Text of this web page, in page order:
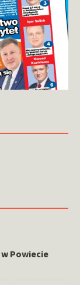
Powiecie